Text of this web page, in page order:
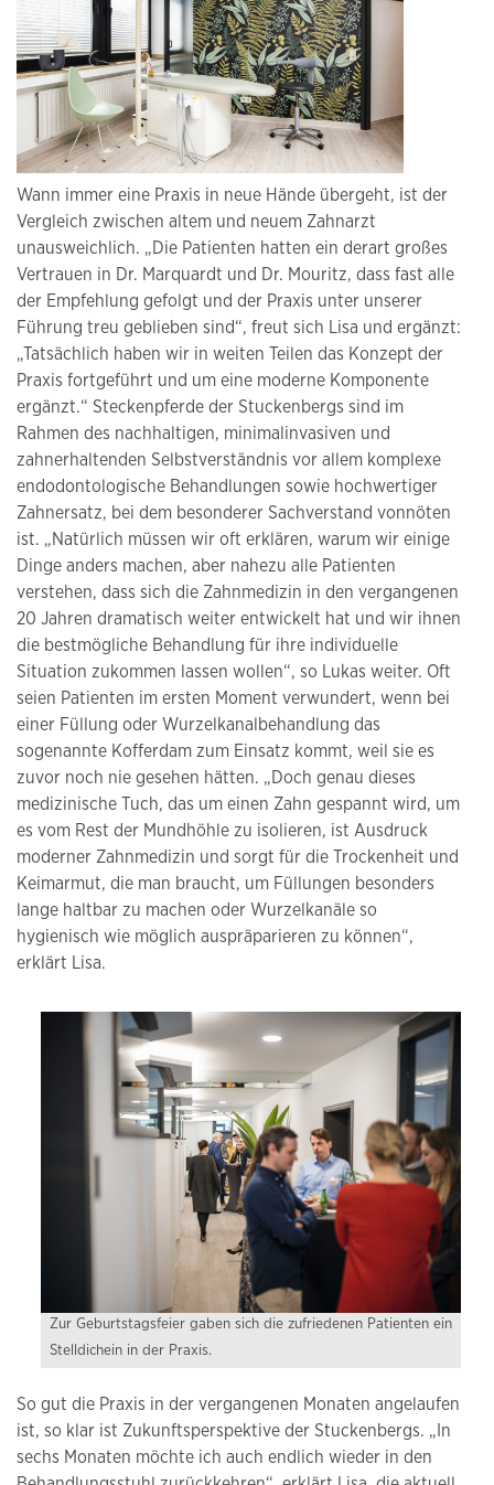
Wann immer eine Praxis in neue Hände übergeht, ist der
Vergleich zwischen altem und neuem Zahnarzt
unausweichlich. „Die Patienten hatten ein derart großes
Vertrauen in Dr. Marquardt und Dr. Mouritz, dass fast alle
der Empfehlung gefolgt und der Praxis unter unserer
Führung treu geblieben sind“, freut sich Lisa und ergänzt:
„Tatsächlich haben wir in weiten Teilen das Konzept der
Praxis fortgeführt und um eine moderne Komponente
ergänzt.“ Steckenpferde der Stuckenbergs sind im
Rahmen des nachhaltigen, minimalinvasiven und
zahnerhaltenden Selbstverständnis vor allem komplexe
endodontologische Behandlungen sowie hochwertiger
Zahnersatz, bei dem besonderer Sachverstand vonnöten
ist. „Natürlich müssen wir oft erklären, warum wir einige
Dinge anders machen, aber nahezu alle Patienten
verstehen, dass sich die Zahnmedizin in den vergangenen
20 Jahren dramatisch weiter entwickelt hat und wir ihnen
die bestmögliche Behandlung für ihre individuelle
Situation zukommen lassen wollen“, so Lukas weiter. Oft
seien Patienten im ersten Moment verwundert, wenn bei
einer Füllung oder Wurzelkanalbehandlung das
sogenannte Kofferdam zum Einsatz kommt, weil sie es
zuvor noch nie gesehen hätten. „Doch genau dieses
medizinische Tuch, das um einen Zahn gespannt wird, um
es vom Rest der Mundhöhle zu isolieren, ist Ausdruck
moderner Zahnmedizin und sorgt für die Trockenheit und
Keimarmut, die man braucht, um Füllungen besonders
lange haltbar zu machen oder Wurzelkanäle so
hygienisch wie möglich auspräparieren zu können“,
erklärt Lisa.
Zur Geburtstagsfeier gaben sich die zufriedenen Patienten ein
Stelldichein in der Praxis.
So gut die Praxis in der vergangenen Monaten angelaufen
ist, so klar ist Zukunftsperspektive der Stuckenbergs. „In
sechs Monaten möchte ich auch endlich wieder in den